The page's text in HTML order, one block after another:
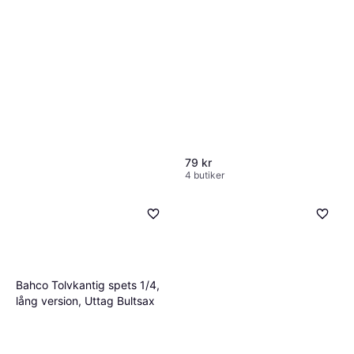
79 kr
4 butiker
Bahco Tolvkantig spets 1/4,
lång version, Uttag Bultsax